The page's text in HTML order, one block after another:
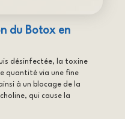
du Botox en
désinfectée, la toxine
quantité via une fine
à un blocage de la
qui cause la